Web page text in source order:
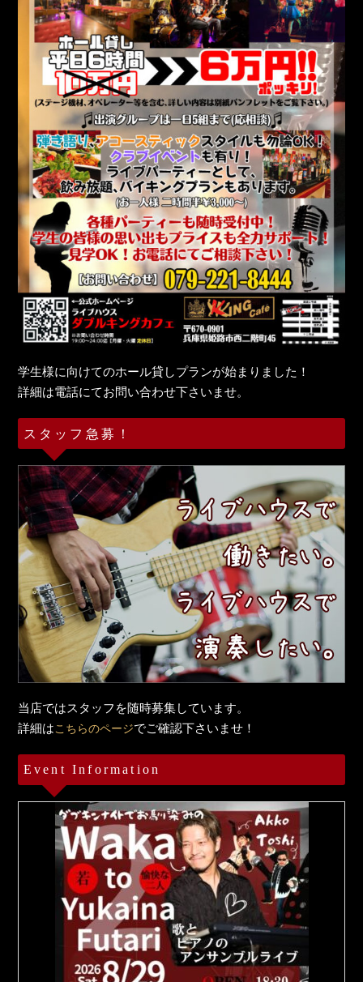
学生様に向けてのホール貸しプランが始まりました！
詳細は電話にてお問い合わせ下さいませ。
スタッフ急募！
当店ではスタッフを随時募集しています。
詳細はこちらのページでご確認下さいませ！
Event Information